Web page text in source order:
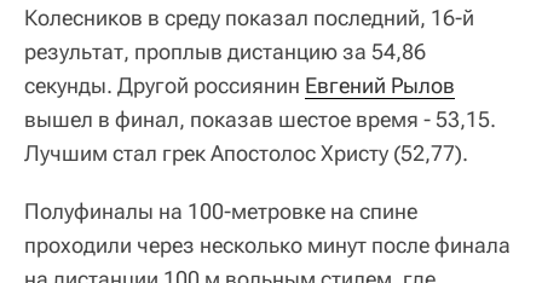
Колесников в среду показал последний, 16-й
результат, проплыв дистанцию за 54,86
секунды. Другой россиянин Евгений Рылов
вышел в финал, показав шестое время - 53,15.
Лучшим стал грек Апостолос Христу (52,77).
Полуфиналы на 100-метровке на спине
проходили через несколько минут после финала